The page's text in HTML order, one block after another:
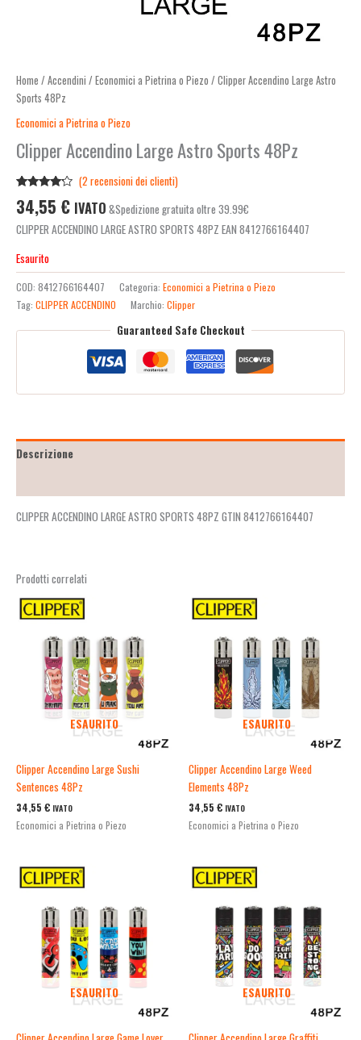
Home / Accendini / Economici a Pietrina o Piezo / Clipper Accendino Large Astro
Sports 48Pz
Economici a Pietrina o Piezo
Clipper Accendino Large Astro Sports 48Pz
4.00 su
5 su
base di
(2 recensioni dei clienti)
34,55 € IVATO &Spedizione gratuita oltre 39.99€
CLIPPER ACCENDINO LARGE ASTRO SPORTS 48PZ EAN 8412766164407
Esaurito
COD: 8412766164407 Categoria: Economici a Pietrina o Piezo
Tag: CLIPPER ACCENDINO Marchio: Clipper
Guaranteed Safe Checkout
Descrizione
CLIPPER ACCENDINO LARGE ASTRO SPORTS 48PZ GTIN 8412766164407
Prodotti correlati
ESAURITO
Clipper Accendino Large Sushi
Sentences 48Pz
34,55 € IVATO
Economici a Pietrina o Piezo
ESAURITO
Clipper Accendino Large Weed
Elements 48Pz
34,55 € IVATO
Economici a Pietrina o Piezo
ESAURITO ESAURITO